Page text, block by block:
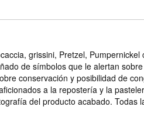
grissini, Pretzel, Pumpernickel
de símbolos que le alertan
conservación y posibilidad de
a la repostería y la
del producto acabado. Todas